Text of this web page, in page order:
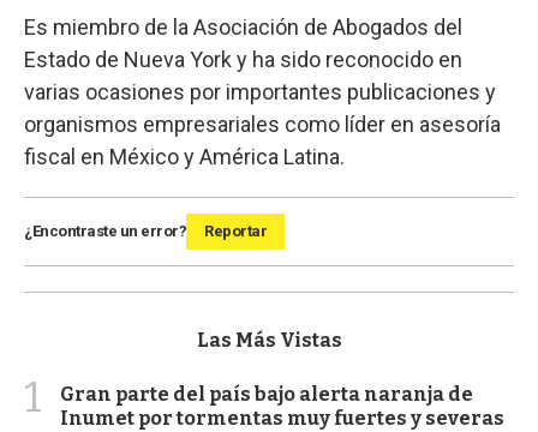
Es miembro de la Asociación de Abogados del
Estado de Nueva York y ha sido reconocido en
varias ocasiones por importantes publicaciones y
organismos empresariales como líder en asesoría
fiscal en México y América Latina.
¿Encontraste un error? Reportar
Las Más Vistas
1
Gran parte del país bajo alerta naranja de
Inumet por tormentas muy fuertes y severas